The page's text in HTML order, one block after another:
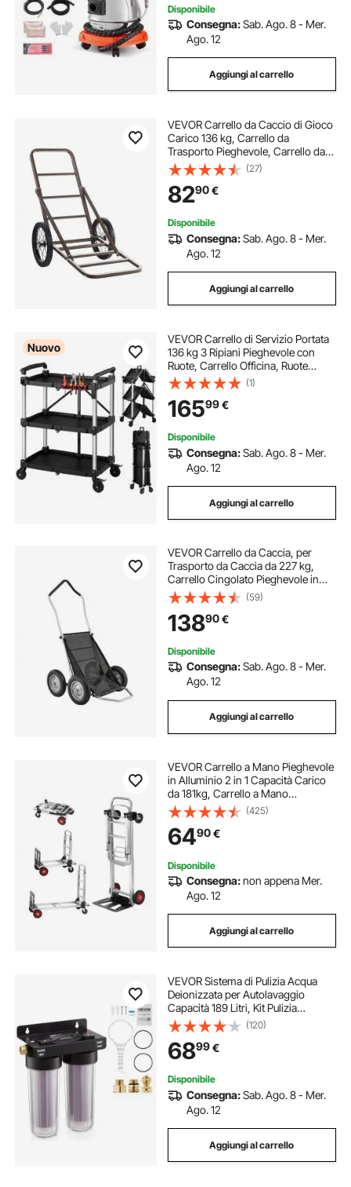
Disponibile
Consegna:Sab. Ago. 8 - Mer.
Ago. 12
Aggiungi al carrello
VEVOR Carrello da Caccio di Gioco
Carico 136 kg, Carrello da
Trasporto Pieghevole, Carrello da
Caccia con Grandi Ruote in Gomma
Maniglia ergonomica, per
Trasporto Bagagli Attrezzatura
Escursionismo
(27)
8290€
Disponibile
Consegna:Sab. Ago. 8 - Mer.
Ago. 12
Aggiungi al carrello
Nuovo
VEVOR Carrello di Servizio Portata
136 kg 3 Ripiani Pieghevole con
Ruote, Carrello Officina, Ruote
Girevoli a 360° con freno, Maniglia
Bilaterale, Struttura Rinforzata con
Vassoio, per Magazzini
(1)
16599€
Disponibile
Consegna:Sab. Ago. 8 - Mer.
Ago. 12
Aggiungi al carrello
VEVOR Carrello da Caccia, per
Trasporto da Caccia da 227 kg,
Carrello Cingolato Pieghevole in
Lega di Alluminio, per il Trasporto di
Cervi su Tutti i Terreni con
Pneumatici Ammortizzanti
(59)
13890€
Disponibile
Consegna:Sab. Ago. 8 - Mer.
Ago. 12
Aggiungi al carrello
VEVOR Carrello a Mano Pieghevole
in Alluminio 2 in 1 Capacità Carico
da 181kg, Carrello a Mano
Pieghevole Salvaspazio Carrello
con Piattaforma Ruote in Gomma
per Trasporto di Merci da
Magazzino 181kg
(425)
6490€
Disponibile
Consegna:non appena Mer.
Ago. 12
Aggiungi al carrello
VEVOR Sistema di Pulizia Acqua
Deionizzata per Autolavaggio
Capacità 189 Litri, Kit Pulizia
Autolavaggio Sistema Deionizzato
con Cartucce Filtranti da 0,5 L, Kit
Pulizia Auto Moto Vetri da Officina
(120)
6899€
Disponibile
Consegna:Sab. Ago. 8 - Mer.
Ago. 12
Aggiungi al carrello